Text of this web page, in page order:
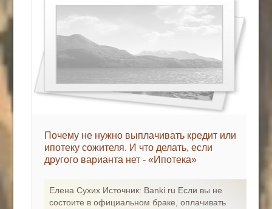
Почему не нужно выплачивать кредит или
ипотеку сожителя. И что делать, если
другого варианта нет - «Ипотека»
Елена Сухих Источник: Banki.ru Если вы не
состоите в официальном браке, оплачивать